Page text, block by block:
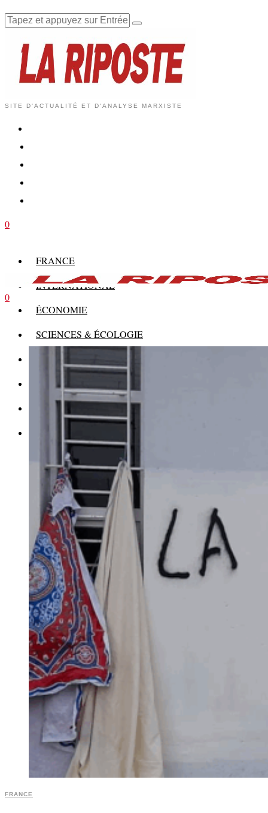
SITE D'ACTUALITÉ ET D'ANALYSE MARXISTE
0
FRANCE
INTERNATIONAL
ÉCONOMIE
SCIENCES & ÉCOLOGIE
THÉORIE
CULTURE
0
FRANCE